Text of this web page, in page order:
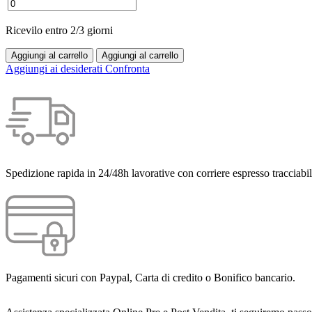
Ricevilo entro 2/3 giorni
Aggiungi al carrello Aggiungi al carrello
Aggiungi ai desiderati Confronta
Spedizione rapida in 24/48h lavorative con corriere espresso
Pagamenti sicuri con Paypal, Carta di credito o Bonifico bancario.